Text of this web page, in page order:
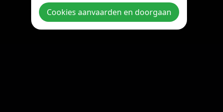
Copyright © 2026 StreamOnline.be. All rights reserved.
Cookies aanvaarden en doorgaan